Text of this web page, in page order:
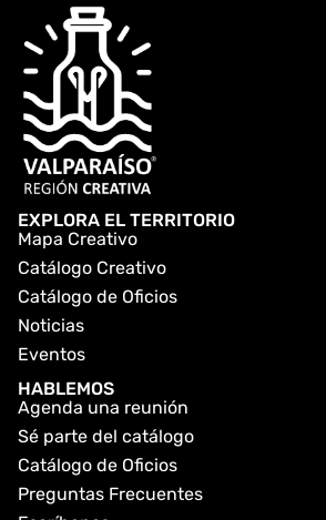
EXPLORA EL TERRITORIO
Mapa Creativo
Catálogo Creativo
Catálogo de Oficios
Noticias
Eventos
HABLEMOS
Agenda una reunión
Sé parte del catálogo
Catálogo de Oficios
Preguntas Frecuentes